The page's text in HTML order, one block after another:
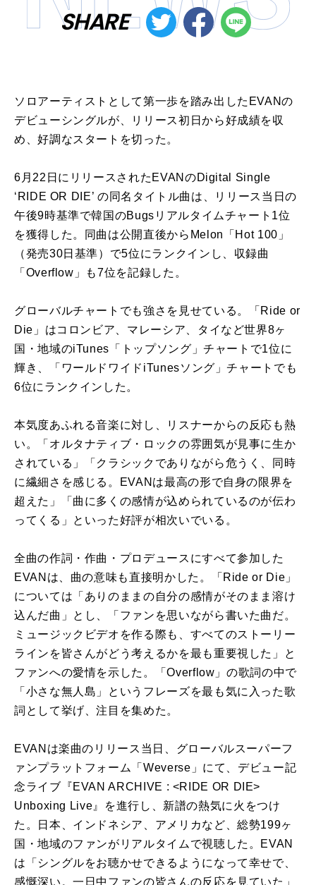
SHARE
ソロアーティストとして第一歩を踏み出したEVANの
デビューシングルが、リリース初日から好成績を収
め、好調なスタートを切った。
6月22日にリリースされたEVANのDigital Single
‘RIDE OR DIE’ の同名タイトル曲は、リリース当日の
午後9時基準で韓国のBugsリアルタイムチャート1位
を獲得した。同曲は公開直後からMelon「Hot 100」
（発売30日基準）で5位にランクインし、収録曲
「Overflow」も7位を記録した。
グローバルチャートでも強さを見せている。「Ride or
Die」はコロンビア、マレーシア、タイなど世界8ヶ
国・地域のiTunes「トップソング」チャートで1位に
輝き、「ワールドワイドiTunesソング」チャートでも
6位にランクインした。
本気度あふれる音楽に対し、リスナーからの反応も熱
い。「オルタナティブ・ロックの雰囲気が見事に生か
されている」「クラシックでありながら危うく、同時
に繊細さを感じる。EVANは最高の形で自身の限界を
超えた」「曲に多くの感情が込められているのが伝わ
ってくる」といった好評が相次いでいる。
全曲の作詞・作曲・プロデュースにすべて参加した
EVANは、曲の意味も直接明かした。「Ride or Die」
については「ありのままの自分の感情がそのまま溶け
込んだ曲」とし、「ファンを思いながら書いた曲だ。
ミュージックビデオを作る際も、すべてのストーリー
ラインを皆さんがどう考えるかを最も重要視した」と
ファンへの愛情を示した。「Overflow」の歌詞の中で
「小さな無人島」というフレーズを最も気に入った歌
詞として挙げ、注目を集めた。
EVANは楽曲のリリース当日、グローバルスーパーフ
ァンプラットフォーム「Weverse」にて、デビュー記
念ライブ『EVAN ARCHIVE : <RIDE OR DIE>
Unboxing Live』を進行し、新譜の熱気に火をつけ
た。日本、インドネシア、アメリカなど、総勢199ヶ
国・地域のファンがリアルタイムで視聴した。EVAN
は「シングルをお聴かせできるようになって幸せで、
感慨深い。一日中ファンの皆さんの反応を見ていた」